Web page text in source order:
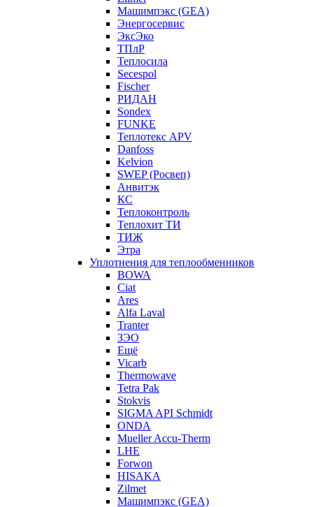
Машимпэкс (GEA)
Энергосервис
ЭксЭко
ТПлР
Теплосила
Secespol
Fischer
РИДАН
Sondex
FUNKE
Теплотекс APV
Danfoss
Kelvion
SWEP (Росвеп)
Анвитэк
КС
Теплоконтроль
Теплохит ТИ
ТИЖ
Этра
Уплотнения для теплообменников
BOWA
Ciat
Ares
Alfa Laval
Tranter
ЗЭО
Ещё
Vicarb
Thermowave
Tetra Pak
Stokvis
SIGMA API Schmidt
ONDA
Mueller Accu-Therm
LHE
Forwon
HISAKA
Zilmet
Машимпэкс (GEA)